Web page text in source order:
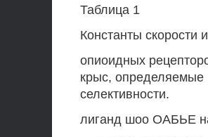
Таблица 1
Константы
опиоидных
крыс, определяемые
селективности.
лиганд шоо ОАБЬЕ